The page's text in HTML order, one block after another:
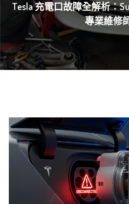
Tesla 充電口故障全解析：
專業維修